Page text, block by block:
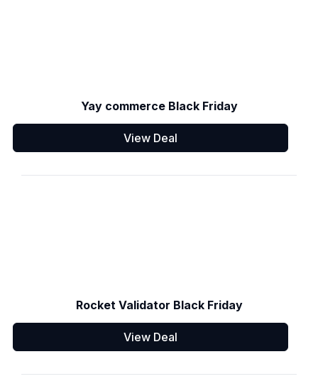
Yay commerce Black Friday
View Deal
Rocket Validator Black Friday
View Deal